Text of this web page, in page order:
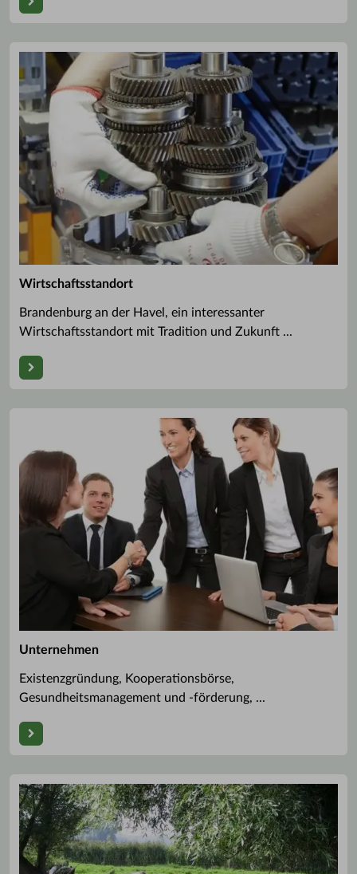
Wirtschaftsstandort
Brandenburg an der Havel, ein interessanter
Wirtschaftsstandort mit Tradition und Zukunft ...
Unternehmen
Existenzgründung, Kooperationsbörse,
Gesundheitsmanagement und -förderung, ...